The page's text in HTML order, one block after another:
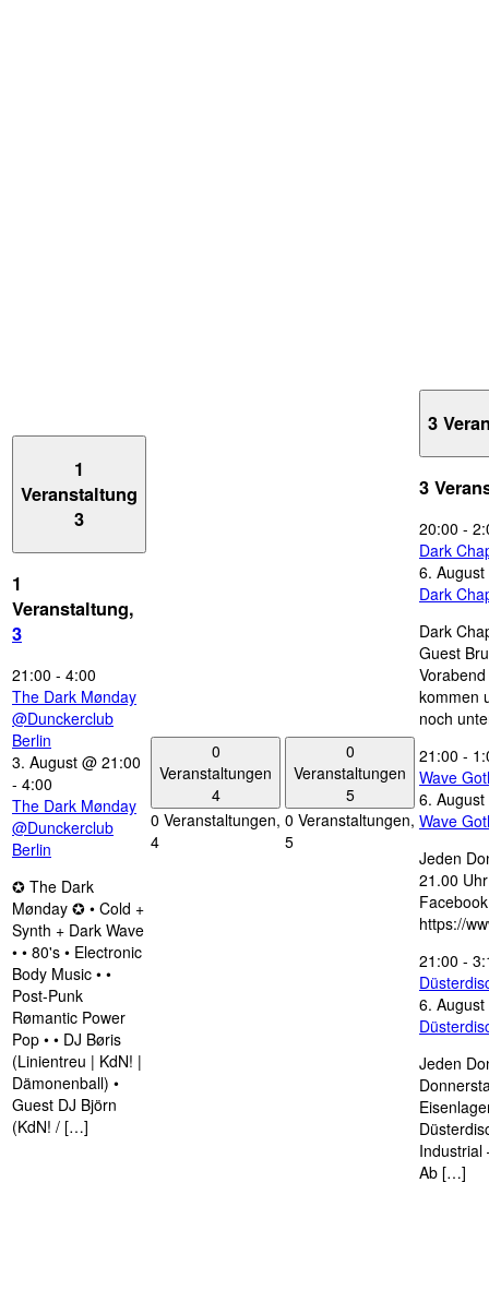
1
Veranstaltung
3
1
Veranstaltung,
3
21:00 - 4:00
The Dark Mønday
@Dunckerclub
Berlin
3. August @ 21:00
- 4:00
The Dark Mønday
@Dunckerclub
Berlin
✪ The Dark
Mønday ✪ • Cold +
Synth + Dark Wave
• • 80's • Electronic
Body Music • •
Post-Punk
Rømantic Power
Pop • • DJ Børis
(Linientreu | KdN! |
Dämonenball) •
Guest DJ Björn
(KdN! / […]
0
Veranstaltungen
4
0 Veranstaltungen,
4
0
Veranstaltungen
5
0 Veranstaltungen,
5
3
3
20:00 -
Dark
6.
Dark
Dark
Guest
kommen
noch
21:00 -
Wave
6.
Wave
Jeden
21.00
https://
21:00 -
6.
Jeden
Industrial
Ab […]